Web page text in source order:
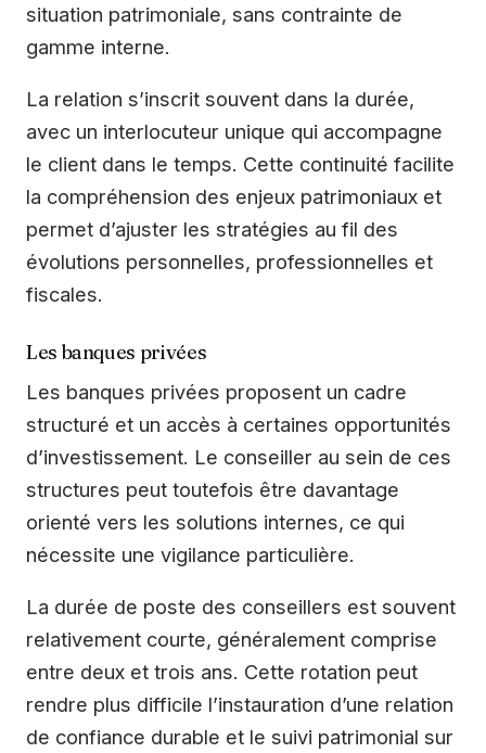
situation patrimoniale, sans contrainte de
gamme interne.
La relation s’inscrit souvent dans la durée,
avec un interlocuteur unique qui accompagne
le client dans le temps. Cette continuité facilite
la compréhension des enjeux patrimoniaux et
permet d’ajuster les stratégies au fil des
évolutions personnelles, professionnelles et
fiscales.
Les banques privées
Les banques privées proposent un cadre
structuré et un accès à certaines opportunités
d’investissement. Le conseiller au sein de ces
structures peut toutefois être davantage
orienté vers les solutions internes, ce qui
nécessite une vigilance particulière.
La durée de poste des conseillers est souvent
relativement courte, généralement comprise
entre deux et trois ans. Cette rotation peut
rendre plus difficile l’instauration d’une relation
de confiance durable et le suivi patrimonial sur